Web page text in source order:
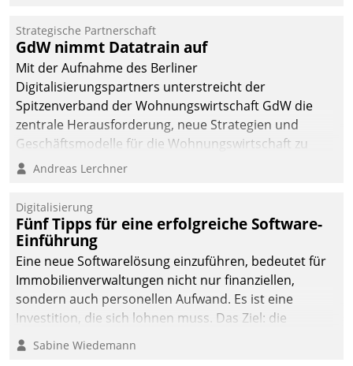
kommunale Wohnungsbauunternehmen daher
gemeinsam mit der Berliner Datatrain GmbH den
Teilprozess der Objektsanierung digitalisiert.
Strategische Partnerschaft
GdW nimmt Datatrain auf
Mit der Aufnahme des Berliner
Digitalisierungspartners unterstreicht der
Spitzenverband der Wohnungswirtschaft GdW die
zentrale Herausforderung, neue Strategien und
Geschäftsmodelle für die Wohnungswirtschaft zu
entwickeln.
Andreas Lerchner
Digitalisierung
Fünf Tipps für eine erfolgreiche Software-
Einführung
Eine neue Softwarelösung einzuführen, bedeutet für
Immobilienverwaltungen nicht nur finanziellen,
sondern auch personellen Aufwand. Es ist eine
Investition, die sich lohnen muss. Das Ziel: die
nachhaltige Optimierung der Geschäftsabläufe. Damit
dieses Ziel erreicht wird, sollten einige Grundregeln
Sabine Wiedemann